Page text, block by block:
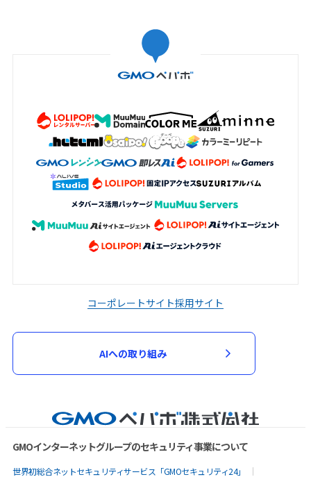
コーポレートサイト採用サイト
AIへの取り組み
GMOインターネットグループのセキュリティ事業について
世界初総合ネットセキュリティサービス「GMOセキュリティ24」